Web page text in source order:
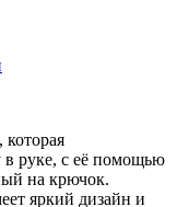
в руке, с её помощью
на крючок.
яркий дизайн и